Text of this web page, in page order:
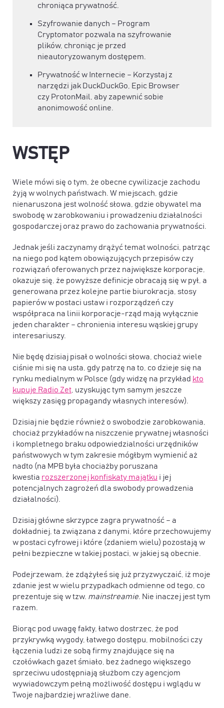
chroniąca prywatność.
Szyfrowanie danych – Program
Cryptomator pozwala na szyfrowanie
plików, chroniąc je przed
nieautoryzowanym dostępem.
Prywatność w Internecie – Korzystaj z
narzędzi jak DuckDuckGo, Epic Browser
czy ProtonMail, aby zapewnić sobie
anonimowość online.
WSTĘP
Wiele mówi się o tym, że obecne cywilizacje zachodu
żyją w wolnych państwach. W miejscach, gdzie
nienaruszona jest wolność słowa, gdzie obywatel ma
swobodę w zarobkowaniu i prowadzeniu działalności
gospodarczej oraz prawo do zachowania prywatności.
Jednak jeśli zaczynamy drążyć temat wolności, patrząc
na niego pod kątem obowiązujących przepisów czy
rozwiązań oferowanych przez największe korporacje,
okazuje się, że powyższe definicje obracają się w pył, a
generowana przez kolejne partie biurokracja, stosy
papierów w postaci ustaw i rozporządzeń czy
współpraca na linii korporacje-rząd mają wyłącznie
jeden charakter – chronienia interesu wąskiej grupy
interesariuszy.
Nie będę dzisiaj pisał o wolności słowa, chociaż wiele
ciśnie mi się na usta, gdy patrzę na to, co dzieje się na
rynku medialnym w Polsce (gdy widzę na przykład kto
kupuje Radio Zet, uzyskując tym samym jeszcze
większy zasięg propagandy własnych interesów).
Dzisiaj nie będzie również o swobodzie zarobkowania,
chociaż przykładów na niszczenie prywatnej własności
i kompletnego braku odpowiedzialności urzędników
państwowych w tym zakresie mógłbym wymienić aż
nadto (na MPB była chociażby poruszana
kwestia rozszerzonej konfiskaty majątku i jej
potencjalnych zagrożeń dla swobody prowadzenia
działalności).
Dzisiaj główne skrzypce zagra prywatność – a
dokładniej, ta związana z danymi, które przechowujemy
w postaci cyfrowej i które (zdaniem wielu) pozostają w
pełni bezpieczne w takiej postaci, w jakiej są obecnie.
Podejrzewam, że zdążyłeś się już przyzwyczaić, iż moje
zdanie jest w wielu przypadkach odmienne od tego, co
prezentuje się w tzw. mainstreamie. Nie inaczej jest tym
razem.
Biorąc pod uwagę fakty, łatwo dostrzec, że pod
przykrywką wygody, łatwego dostępu, mobilności czy
łączenia ludzi ze sobą firmy znajdujące się na
czołówkach gazet śmiało, bez żadnego większego
sprzeciwu udostępniają służbom czy agencjom
wywiadowczym pełną możliwość dostępu i wglądu w
Twoje najbardziej wrażliwe dane.